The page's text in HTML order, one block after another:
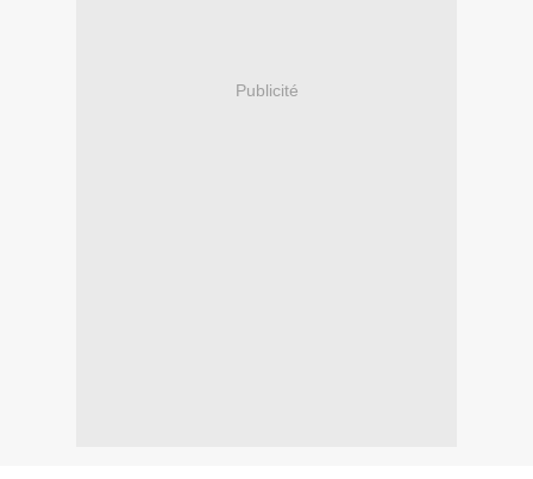
Publicité